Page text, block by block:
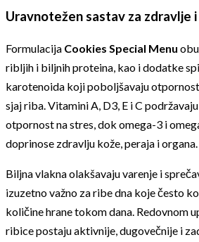
Uravnotežen sastav za zdravlje
Formulacija Cookies Special Menu
ribljih i biljnih proteina, kao i dodatke
karotenoida koji poboljšavaju
sjaj riba. Vitamini A, D3, E i C
otpornost na stres, dok omega-3 i
doprinose zdravlju kože, peraja i organa.
Biljna vlakna olakšavaju varenje i
izuzetno važno za ribe dna koje često
količine hrane tokom dana. Redovnom
ribice postaju aktivnije, dugovečnije i